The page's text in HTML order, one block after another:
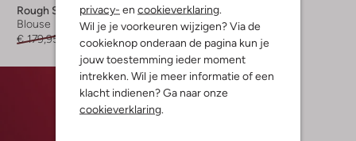
privacy- en cookieverklaring.
Wil je je voorkeuren wijzigen? Via de
cookieknop onderaan de pagina kun je
jouw toestemming ieder moment
intrekken. Wil je meer informatie of een
klacht indienen? Ga naar onze
cookieverklaring.
Rough Studios
Blouse
€ 179,95
€ 71,99
Rough Studios
Blouse
€ 179,95 € 71,99